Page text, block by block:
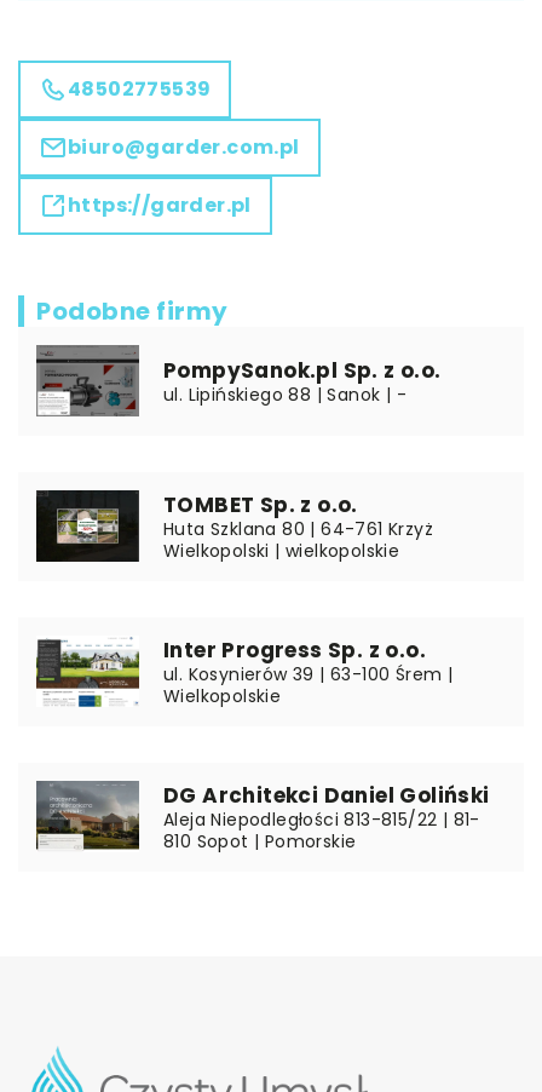
48502775539
biuro@garder.com.pl
https://garder.pl
Podobne firmy
PompySanok.pl Sp. z o.o.
ul. Lipińskiego 88 | Sanok | -
TOMBET Sp. z o.o.
Huta Szklana 80 | 64-761 Krzyż
Wielkopolski | wielkopolskie
Inter Progress Sp. z o.o.
ul. Kosynierów 39 | 63-100 Śrem |
Wielkopolskie
DG Architekci Daniel Goliński
Aleja Niepodległości 813-815/22 | 81-
810 Sopot | Pomorskie